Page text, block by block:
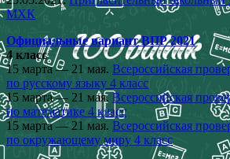
МХК
Официальные вариант ВПР 2021
4 класс
15 марта — 21 мая. Всероссийская
по русскому языку 4 класс
15 марта — 21 мая.Всероссийская
по математике 4 класс
15 марта — 21 мая. Всероссийская
по окружающему миру 4 класс